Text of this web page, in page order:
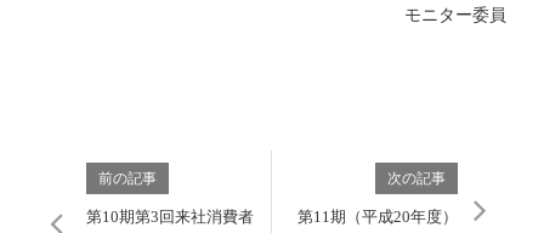
モニター委員
前の記事
第10期第3回来社消費者
次の記事
第11期（平成20年度）